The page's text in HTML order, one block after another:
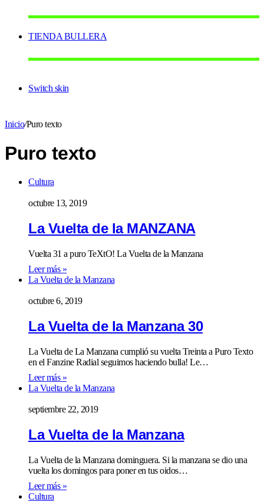
TIENDA BULLERA
Switch skin
Inicio/Puro texto
Puro texto
Cultura
octubre 13, 2019
La Vuelta de la MANZANA
Vuelta 31 a puro TeXtO! La Vuelta de la Manzana
Leer más »
La Vuelta de la Manzana
octubre 6, 2019
La Vuelta de la Manzana 30
La Vuelta de La Manzana cumplió su vuelta Treinta a Puro Texto
en el Fanzine Radial seguimos haciendo bulla! Le…
Leer más »
La Vuelta de la Manzana
septiembre 22, 2019
La Vuelta de la Manzana
La Vuelta de la Manzana dominguera. Si la manzana se dio una
vuelta los domingos para poner en tus oidos…
Leer más »
Cultura